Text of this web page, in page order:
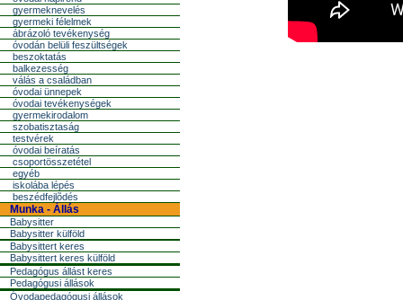
gyermeknevelés
gyermeki félelmek
ábrázoló tevékenység
óvodán belüli feszültségek
beszoktatás
balkezesség
válás a családban
óvodai ünnepek
óvodai tevékenységek
gyermekirodalom
szobatisztaság
testvérek
óvodai beíratás
csoportösszetétel
egyéb
iskolába lépés
beszédfejlõdés
Munka - Állás
Babysitter
Babysitter külföld
Babysittert keres
Babysittert keres külföld
Pedagógus állást keres
Pedagógusi állások
Óvodapedagógusi állások